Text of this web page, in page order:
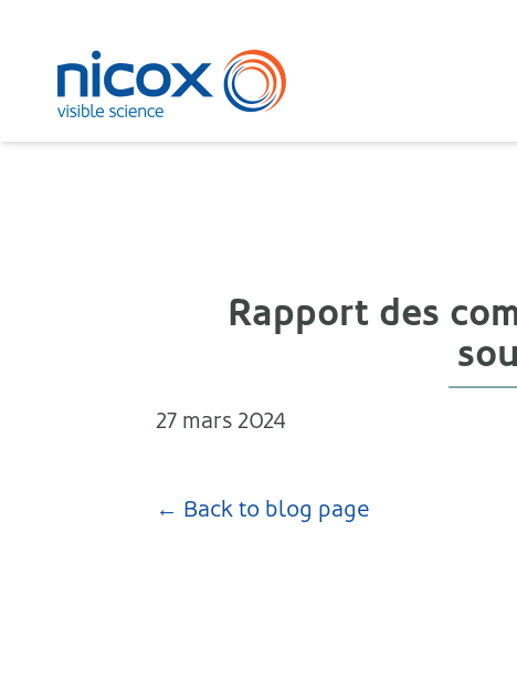
Rapport des
27 mars 2024
← Back to blog page